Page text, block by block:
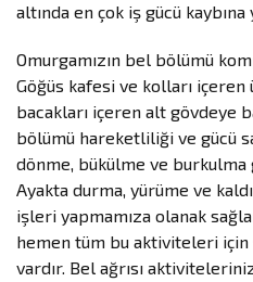
altında en çok iş gücü kaybına
Omurgamızın bel bölümü
Göğüs kafesi ve kolları
bacakları içeren alt gövdeye
bölümü hareketliliği ve gücü
dönme, bükülme ve
Ayakta durma, yürüme ve
işleri yapmamıza olanak
hemen tüm bu aktiviteleri için
vardır. Bel ağrısı